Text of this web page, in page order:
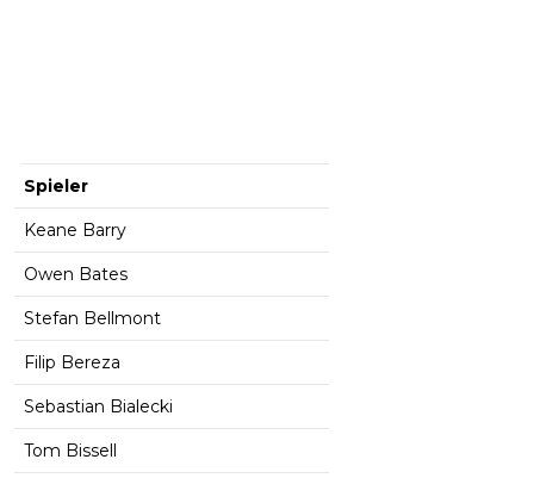
Spieler
Keane Barry
Owen Bates
Stefan Bellmont
Filip Bereza
Sebastian Bialecki
Tom Bissell